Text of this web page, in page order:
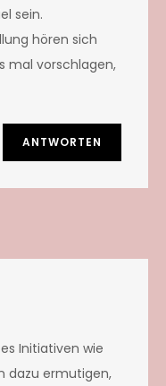
sein.
hören sich
mal vorschlagen,
ANTWORTEN
Initiativen wie
dazu ermutigen,